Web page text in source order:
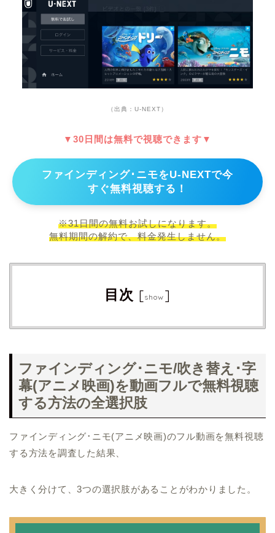
（出典：U-NEXT）
▼30日間は無料で視聴できます▼
ファインディング･ニモをU-NEXTで今
すぐ無料視聴する！
※31日間の無料お試しになります。
無料期間の解約で、料金発生しません。
目次 [show ]
ファインディング･ニモ/吹き替え･字
幕(アニメ映画)を動画フルで無料視聴
する方法の全選択肢
ファインディング･ニモ(アニメ映画)のフル動画を無料視聴
する方法を調査した結果、
大きく分けて、3つの選択肢があることがわかりました。